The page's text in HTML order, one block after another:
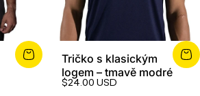
Tričko s klasickým
logem – tmavě modré
$24.00 USD